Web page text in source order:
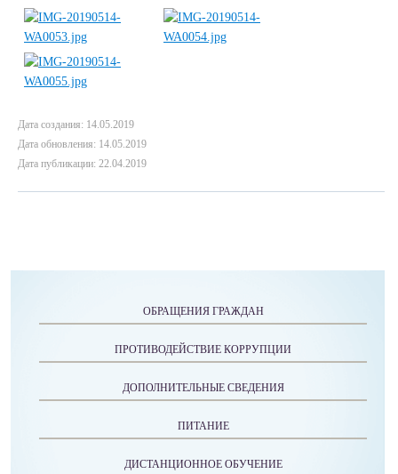
Дата создания: 14.05.2019
Дата обновления: 14.05.2019
Дата публикации: 22.04.2019
ОБРАЩЕНИЯ ГРАЖДАН
ПРОТИВОДЕЙСТВИЕ КОРРУПЦИИ
ДОПОЛНИТЕЛЬНЫЕ СВЕДЕНИЯ
ПИТАНИЕ
ДИСТАНЦИОННОЕ ОБУЧЕНИЕ